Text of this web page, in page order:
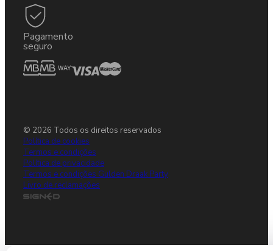
Pagamento
seguro
© 2026 Todos os direitos reservados
Política de cookies
Termos e condições
Política de privacidade
Termos e condições Gulden Draak Party
Livro de reclamações